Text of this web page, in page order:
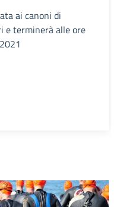
ai canoni di
e terminerà alle ore